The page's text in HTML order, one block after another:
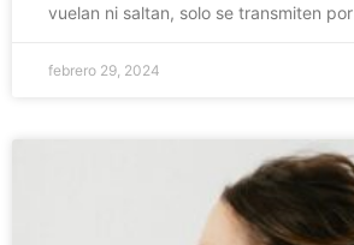
vuelan ni saltan, solo se transmiten por
febrero 29, 2024